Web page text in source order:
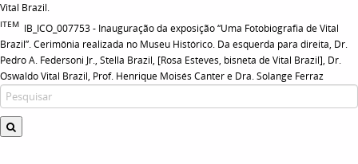
Vital Brazil.
ITEM IB_ICO_007753 - Inauguração da exposição “Uma Fotobiografia de Vital
Brazil”. Cerimônia realizada no Museu Histórico. Da esquerda para direita, Dr.
Pedro A. Federsoni Jr., Stella Brazil, [Rosa Esteves, bisneta de Vital Brazil], Dr.
Oswaldo Vital Brazil, Prof. Henrique Moisés Canter e Dra. Solange Ferraz